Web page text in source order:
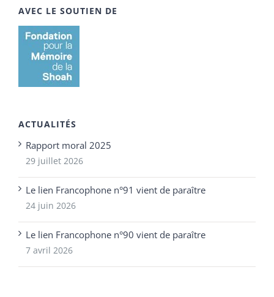
AVEC LE SOUTIEN DE
ACTUALITÉS
Rapport moral 2025
29 juillet 2026
Le lien Francophone n°91 vient de paraître
24 juin 2026
Le lien Francophone n°90 vient de paraître
7 avril 2026